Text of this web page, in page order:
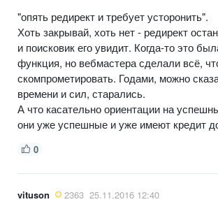
"опять редирект и требует усторонить".
Хоть закрывай, хоть нет - редирект
и поисковик его увидит. Когда-то это
функция, но вебмастера сделали всё,
скомпрометировать. Годами, можно
времени и сил, старались.
А что касательно ориентации на
они уже успешные и уже имеют кредит
0
vituson 2363 25.11.2016 12:40